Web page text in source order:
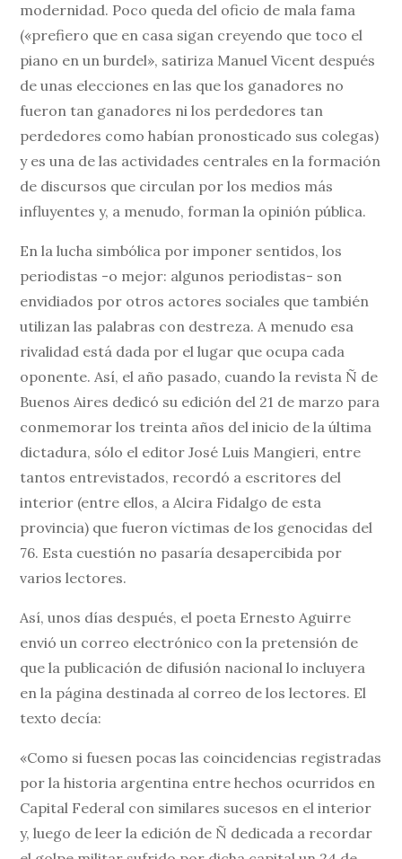
modernidad. Poco queda del oficio de mala fama
(«prefiero que en casa sigan creyendo que toco el
piano en un burdel», satiriza Manuel Vicent después
de unas elecciones en las que los ganadores no
fueron tan ganadores ni los perdedores tan
perdedores como habían pronosticado sus colegas)
y es una de las actividades centrales en la formación
de discursos que circulan por los medios más
influyentes y, a menudo, forman la opinión pública.
En la lucha simbólica por imponer sentidos, los
periodistas -o mejor: algunos periodistas- son
envidiados por otros actores sociales que también
utilizan las palabras con destreza. A menudo esa
rivalidad está dada por el lugar que ocupa cada
oponente. Así, el año pasado, cuando la revista Ñ de
Buenos Aires dedicó su edición del 21 de marzo para
conmemorar los treinta años del inicio de la última
dictadura, sólo el editor José Luis Mangieri, entre
tantos entrevistados, recordó a escritores del
interior (entre ellos, a Alcira Fidalgo de esta
provincia) que fueron víctimas de los genocidas del
76. Esta cuestión no pasaría desapercibida por
varios lectores.
Así, unos días después, el poeta Ernesto Aguirre
envió un correo electrónico con la pretensión de
que la publicación de difusión nacional lo incluyera
en la página destinada al correo de los lectores. El
texto decía:
«Como si fuesen pocas las coincidencias registradas
por la historia argentina entre hechos ocurridos en
Capital Federal con similares sucesos en el interior
y, luego de leer la edición de Ñ dedicada a recordar